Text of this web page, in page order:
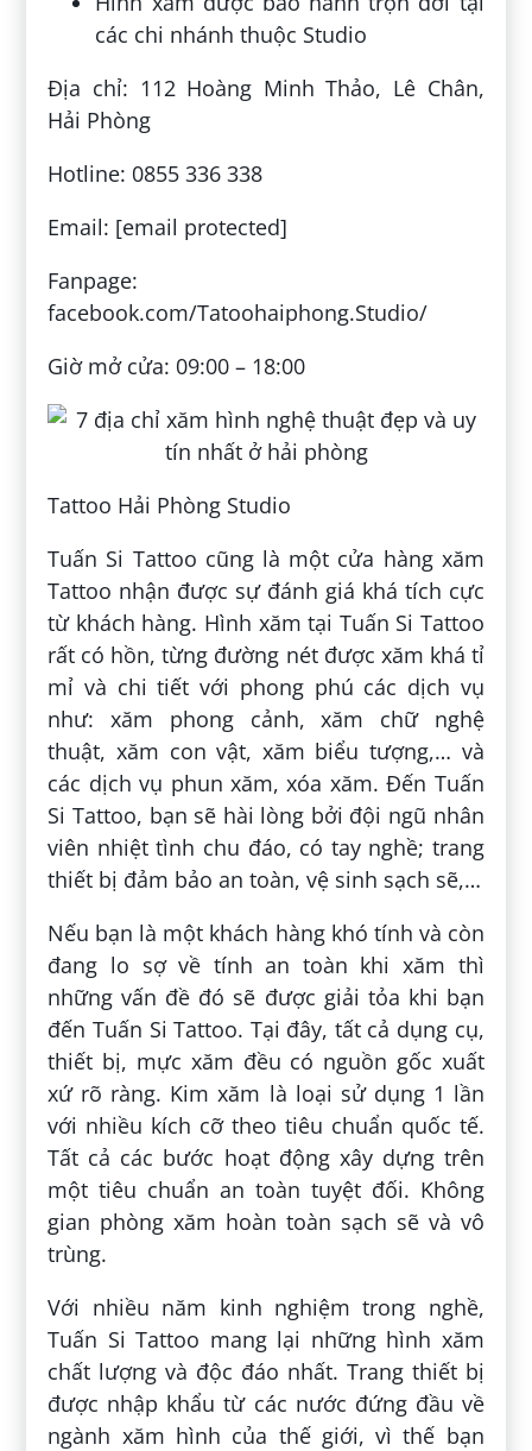
các chi nhánh thuộc Studio
Địa chỉ: 112 Hoàng Minh Thảo, Lê Chân,
Hải Phòng
Hotline: 0855 336 338
Email: [email protected]
Fanpage:
facebook.com/Tatoohaiphong.Studio/
Giờ mở cửa: 09:00 – 18:00
Tattoo Hải Phòng Studio
Tuấn Si Tattoo cũng là một cửa hàng xăm
Tattoo nhận được sự đánh giá khá tích cực
từ khách hàng. Hình xăm tại Tuấn Si Tattoo
rất có hồn, từng đường nét được xăm khá tỉ
mỉ và chi tiết với phong phú các dịch vụ
như: xăm phong cảnh, xăm chữ nghệ
thuật, xăm con vật, xăm biểu tượng,… và
các dịch vụ phun xăm, xóa xăm. Đến Tuấn
Si Tattoo, bạn sẽ hài lòng bởi đội ngũ nhân
viên nhiệt tình chu đáo, có tay nghề; trang
thiết bị đảm bảo an toàn, vệ sinh sạch sẽ,…
Nếu bạn là một khách hàng khó tính và còn
đang lo sợ về tính an toàn khi xăm thì
những vấn đề đó sẽ được giải tỏa khi bạn
đến Tuấn Si Tattoo. Tại đây, tất cả dụng cụ,
thiết bị, mực xăm đều có nguồn gốc xuất
xứ rõ ràng. Kim xăm là loại sử dụng 1 lần
với nhiều kích cỡ theo tiêu chuẩn quốc tế.
Tất cả các bước hoạt động xây dựng trên
một tiêu chuẩn an toàn tuyệt đối. Không
gian phòng xăm hoàn toàn sạch sẽ và vô
trùng.
Với nhiều năm kinh nghiệm trong nghề,
Tuấn Si Tattoo mang lại những hình xăm
chất lượng và độc đáo nhất. Trang thiết bị
được nhập khẩu từ các nước đứng đầu về
ngành xăm hình của thế giới, vì thế bạn